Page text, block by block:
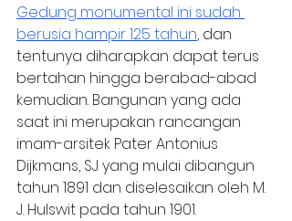
Gedung monumental ini sudah
berusia hampir 125 tahun, dan
tentunya diharapkan dapat terus
bertahan hingga berabad-abad
kemudian. Bangunan yang ada
saat ini merupakan rancangan
imam-arsitek Pater Antonius
Dijkmans, SJ yang mulai dibangun
tahun 1891 dan diselesaikan oleh M.
J. Hulswit pada tahun 1901.